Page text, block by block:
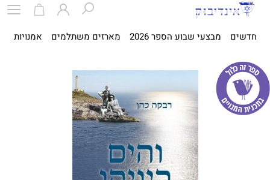
חדשים מבצעי שבוע הספר 2026 מארזים משתלמים אמנויות